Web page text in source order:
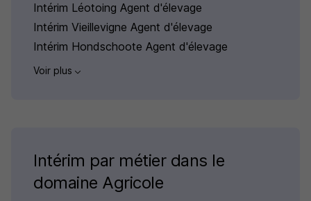
Intérim Léotoing Agent d'élevage
Intérim Vieillevigne Agent d'élevage
Intérim Hondschoote Agent d'élevage
Voir plus
Intérim par métier dans le
domaine Agricole